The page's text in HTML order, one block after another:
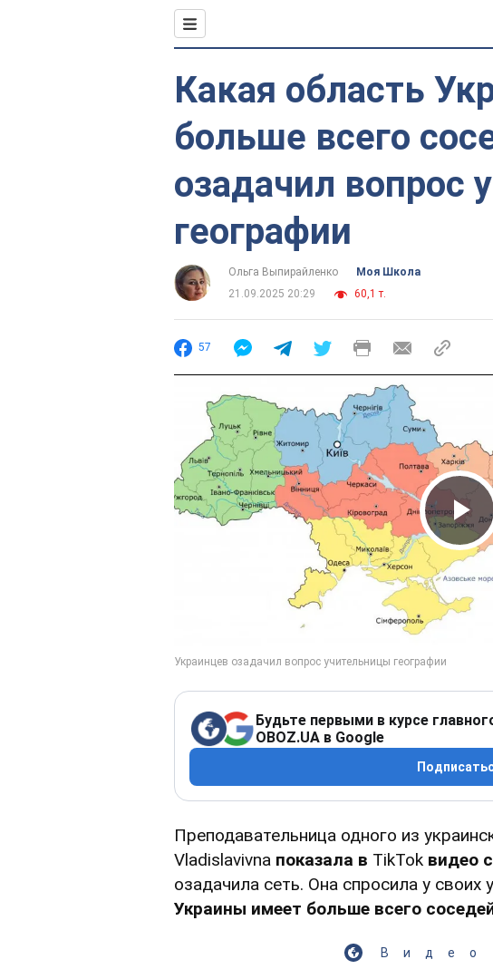
Какая область
больше всего
озадачил вопрос
географии
Ольга Выпирайленко
Моя Школа
21.09.2025 20:29
60,1 т.
57
Будьте первыми в курсе
OBOZ.UA в Google
Преподавательница одного из
Vladislavivna показала в TikTok видео
озадачила сеть. Она спросила у своих
Украины имеет больше всего